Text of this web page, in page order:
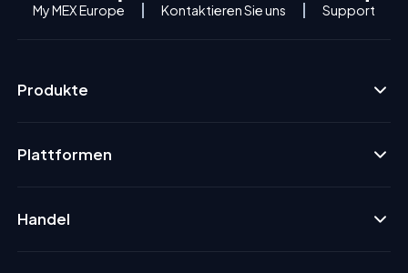
My MEX Europe Kontaktieren Sie uns Support
Produkte
Plattformen
Handel